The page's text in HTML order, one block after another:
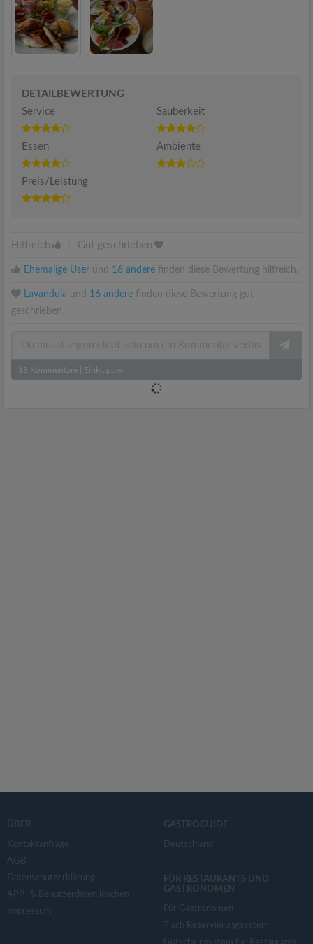
DETAILBEWERTUNG
Service
Sauberkeit
Essen Ambiente
Preis/Leistung
Hilfreich Gut geschrieben
Ehemalige User und 16 andere finden diese Bewertung hilfreich.
Lavandula und 16 andere finden diese Bewertung gut
geschrieben.
18 Kommentare Einklappen
ÜBER
Kontaktanfrage
AGB
Datenschutzerklärung
APP- & Benutzerdaten löschen
Impressum
GASTROGUIDE
Deutschland
FÜR RESTAURANTS UND
GASTRONOMEN
Für Gastronomen
Tisch Reservierungsystem